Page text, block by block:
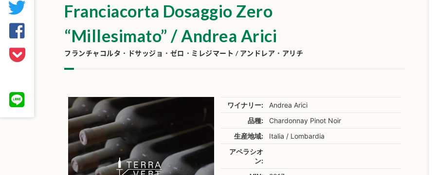
Franciacorta Dosaggio Zero
“Millesimato” / Andrea Arici
フランチャコルタ・ドサッジョ・ゼロ・ミレジマート / アンドレア・アリチ
ワイナリー:
Andrea Arici
品種:
Chardonnay Pinot Noir
生産地域:
Italia / Lombardia
アペラシオ
ン: